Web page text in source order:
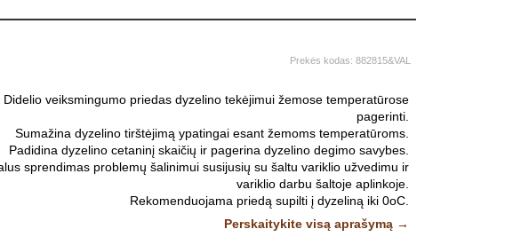
Prekės kodas: 882815&VAL
Didelio veiksmingumo priedas dyzelino tekėjimui žemose temperatūrose
pagerinti.
Sumažina dyzelino tirštėjimą ypatingai esant žemoms temperatūroms.
Padidina dyzelino cetaninį skaičių ir pagerina dyzelino degimo savybes.
sprendimas problemų šalinimui susijusių su šaltu variklio užvedimu ir
variklio darbu šaltoje aplinkoje.
Rekomenduojama priedą supilti į dyzeliną iki 0oC.
Dozavimas 1:1000(-3 oC); 1:500(-6 oC); 1:200(-12 oC). Skliausteliuose
Perskaitykite visą aprašymą →